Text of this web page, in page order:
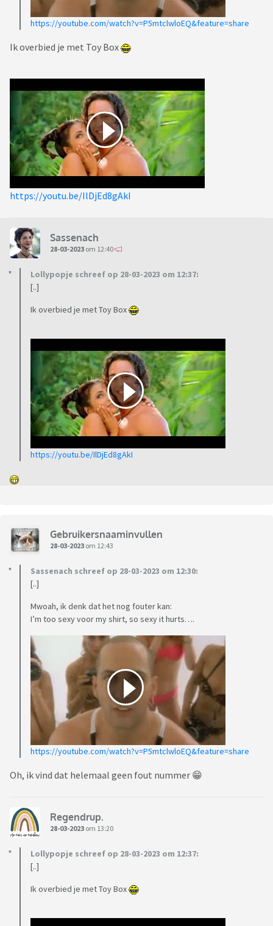
https://youtube.com/watch?v=P5mtclwloEQ&feature=share
Ik overbied je met Toy Box
https://youtu.be/IlDjEd8gAkI
Sassenach
28-03-2023 om 12:40
Lollypopje schreef op 28-03-2023 om 12:37:
[..]
Ik overbied je met Toy Box
https://youtu.be/IlDjEd8gAkI
Gebruikersnaaminvullen
28-03-2023 om 12:43
Sassenach schreef op 28-03-2023 om 12:30:
[..]
Mwoah, ik denk dat het nog fouter kan:
I’m too sexy voor my shirt, so sexy it hurts….
https://youtube.com/watch?v=P5mtclwloEQ&feature=share
Oh, ik vind dat helemaal geen fout nummer 😁
Regendrup.
28-03-2023 om 13:20
Lollypopje schreef op 28-03-2023 om 12:37:
[..]
Ik overbied je met Toy Box